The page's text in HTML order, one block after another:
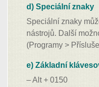
d) Speciální znaky
Speciální znaky
nástrojů. Další
(Programy >
e) Základní
– Alt + 0150